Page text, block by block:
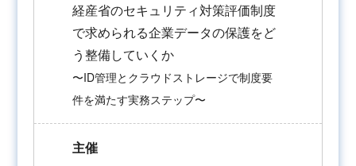
経産省のセキュリティ対策評価制度
で求められる企業データの保護をど
う整備していくか
〜ID管理とクラウドストレージで制度要
件を満たす実務ステップ〜
主催